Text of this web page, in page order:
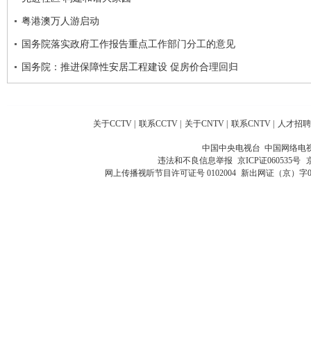
粤港澳万人游启动
国务院落实政府工作报告重点工作部门分工的意见
国务院：推进保障性安居工程建设 促房价合理回归
关于CCTV | 联系CCTV | 关于CNTV | 联系CNTV | 人才招聘
中国中央电视台 中国网络电
违法和不良信息举报 京ICP证060535号
网上传播视听节目许可证号 0102004 新出网证（京）